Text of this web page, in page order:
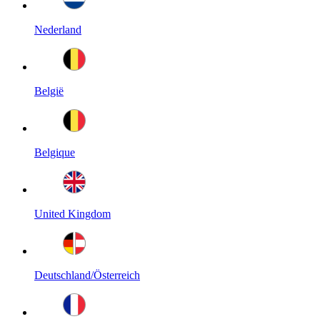
Nederland
België
Belgique
United Kingdom
Deutschland/Österreich